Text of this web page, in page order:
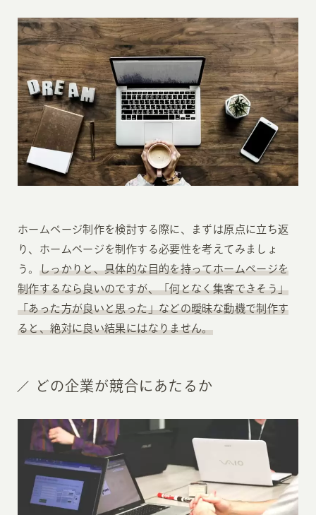
ホームページ制作を検討する際に、まずは原点に立ち返
り、ホームページを制作する必要性を考えてみましょ
う。 しっかりと、具体的な目的を持ってホームページを
制作するなら良いのですが、「何となく集客できそう」
「あった方が良いと思った」などの曖昧な動機で制作す
ると、絶対に良い結果にはなりません。
どの企業が競合にあたるか